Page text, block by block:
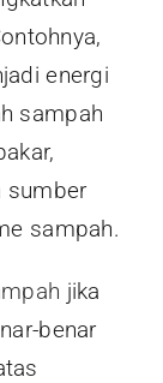
energi
sampah
sumber
sampah.
jika
benar